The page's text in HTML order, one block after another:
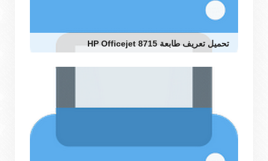
تحميل تعريف طابعة HP Officejet 8715